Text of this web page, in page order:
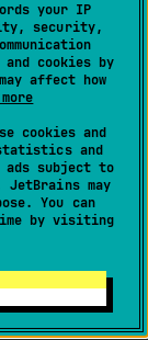
your IP
security,
cookies by
affect how
cookies and
and
ads subject to
JetBrains may
You can
by visiting
ク、タグ、属